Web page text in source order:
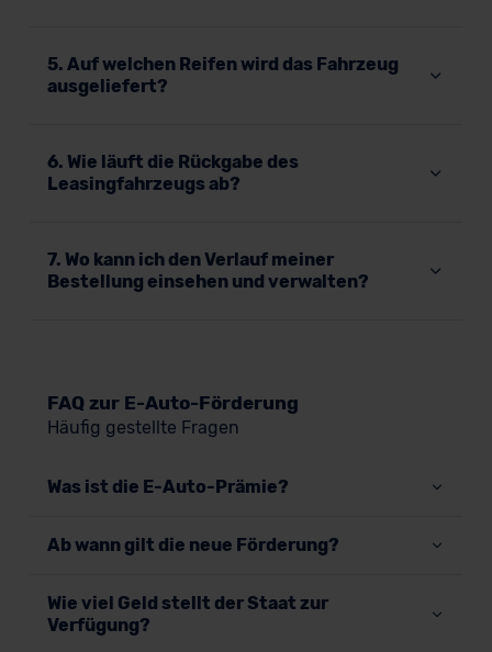
5. Auf welchen Reifen wird das Fahrzeug
ausgeliefert?
6. Wie läuft die Rückgabe des
Leasingfahrzeugs ab?
7. Wo kann ich den Verlauf meiner
Bestellung einsehen und verwalten?
FAQ zur E-Auto-Förderung
Häufig gestellte Fragen
Was ist die E-Auto-Prämie?
Ab wann gilt die neue Förderung?
Wie viel Geld stellt der Staat zur
Verfügung?